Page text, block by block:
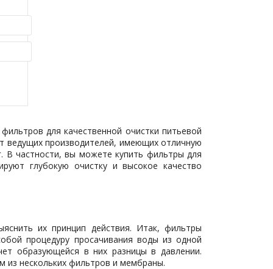
для качественной очистки питьевой
ведущих производителей, имеющих отличную
В частности, вы можете купить фильтры для
глубокую очистку и высокое качество
их принцип действия. Итак, фильтры
процедуру просачивания воды из одной
образующейся в них разницы в давлении.
из нескольких фильтров и мембраны.